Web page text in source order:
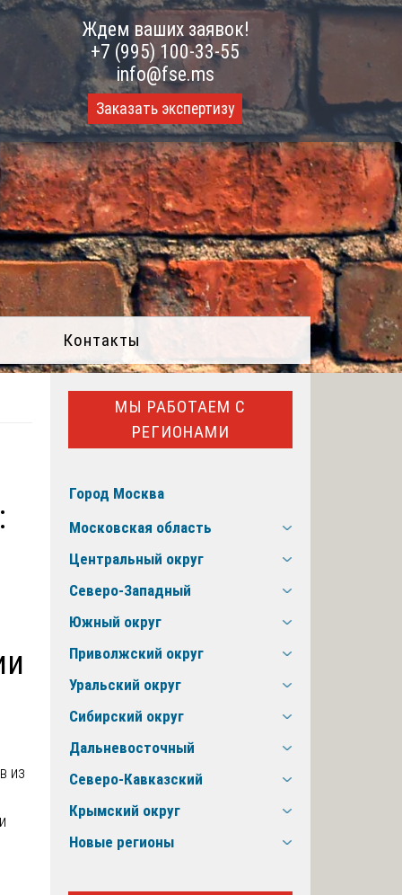
Ждем ваших заявок!
+7 (995) 100-33-55
info@fse.ms
Заказать экспертизу
Контакты
МЫ РАБОТАЕМ С
РЕГИОНАМИ
Город Москва
Московская область
Центральный округ
Северо-Западный
Южный округ
Приволжский округ
Уральский округ
Сибирский округ
Дальневосточный
Северо-Кавказский
Крымский округ
Новые регионы